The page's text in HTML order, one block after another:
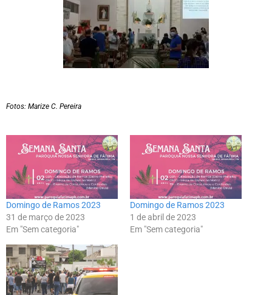
Fotos: Marize C. Pereira
Domingo de Ramos 2023
31 de março de 2023
Em "Sem categoria"
Domingo de Ramos 2023
1 de abril de 2023
Em "Sem categoria"